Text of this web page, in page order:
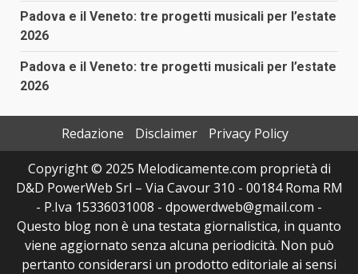
Padova e il Veneto: tre progetti musicali per l’estate
2026
Padova e il Veneto: tre progetti musicali per l’estate
2026
Redazione Disclaimer
Privacy Policy
Copyright © 2025 Melodicamente.com proprietà di
D&D PowerWeb Srl – Via Cavour 310 - 00184 Roma RM
- P.Iva 15336031008 - dpowerdweb@gmail.com -
Questo blog non è una testata giornalistica, in quanto
viene aggiornato senza alcuna periodicità. Non può
pertanto considerarsi un prodotto editoriale ai sensi